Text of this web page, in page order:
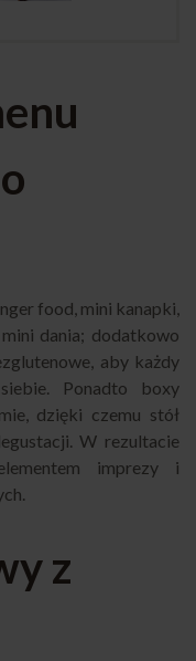
food, mini kanapki,
dania; dodatkowo
aby każdy
Ponadto boxy
dzięki czemu stół
W rezultacie
imprezy i
z